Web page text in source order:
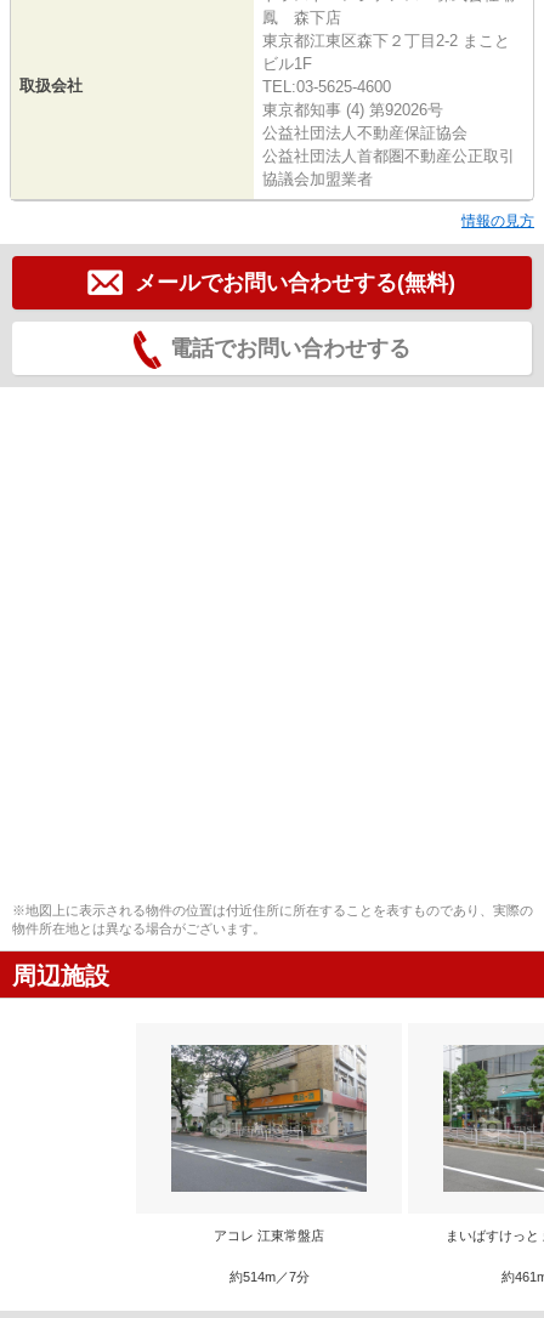
取扱会社
鳳 森下店
東京都江東区森下２丁目2-2 まこと
ビル1F
TEL:03-5625-4600
東京都知事 (4) 第92026号
公益社団法人不動産保証協会
公益社団法人首都圏不動産公正取引
協議会加盟業者
情報の見方
メールでお問い合わせする(無料)
電話でお問い合わせする
※地図上に表示される物件の位置は付近住所に所在することを表すものであり、実際の
物件所在地とは異なる場合がございます。
周辺施設
アコレ 江東常盤店
約514m／7分
まいばすけっ
約